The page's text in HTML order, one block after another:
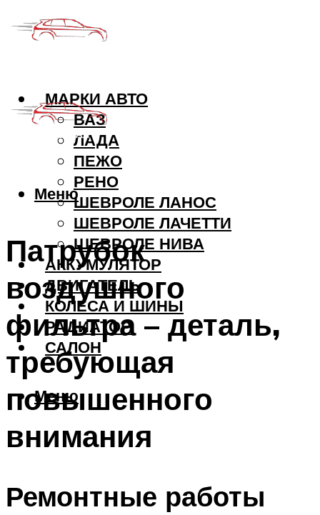
МАРКИ АВТО
ВАЗ
ЛАДА
ПЕЖО
РЕНО
ШЕВРОЛЕ ЛАНОС
ШЕВРОЛЕ ЛАЧЕТТИ
ШЕВРОЛЕ НИВА
АККУМУЛЯТОР
ДВИГАТЕЛЬ
КОЛЕСА И ШИНЫ
РАДИАТОР
САЛОН
Меню
Меню
Патрубок
воздушного
фильтра – деталь,
требующая
повышенного
внимания
Ремонтные работы